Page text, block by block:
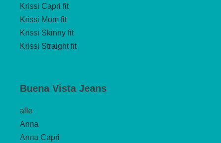
Krissi Capri fit
Krissi Mom fit
Krissi Skinny fit
Krissi Straight fit
Buena Vista Jeans
alle
Anna
Anna Capri